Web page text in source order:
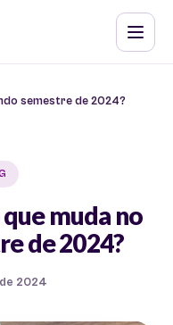
semestre de 2024?
muda no
de 2024?
2024